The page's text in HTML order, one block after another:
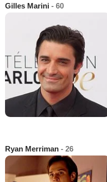
Gilles Marini - 60
Ryan Merriman - 26